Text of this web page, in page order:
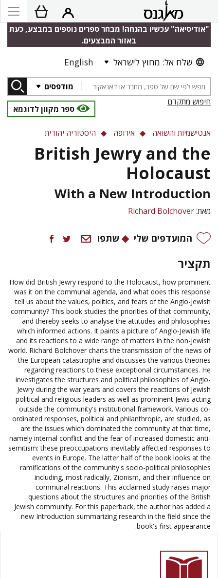
"אודיסיאה" עכשיו בהנחה! מבחר ספרים נוספים במבצע, כעת
באזור המבצעים.
שלח אל: מחוץ לישראל English
מודפסים
חיפוש מתקדם
ספר מקוון לדוגמא
אנטישמיות והשואה אירופה היסטוריה יהודית
British Jewry and the
Holocaust
With a New Introduction
מאת:Richard Bolchover
המועדפים שלי שתפו
תקציר
How did British Jewry respond to the Holocaust, how prominent
was it on the communal agenda, and what does this response
tell us about the values, politics, and fears of the Anglo-Jewish
community? This book studies the priorities of that community,
and thereby seeks to analyse the attitudes and philosophies
which informed actions. It paints a picture of Anglo-Jewish life
and its reactions to a wide range of matters in the non-Jewish
world. Richard Bolchover charts the transmission of the news of
the European catastrophe and discusses the various theories
regarding reactions to these exceptional circumstances. He
investigates the structures and political philosophies of Anglo-
Jewry during the war years and covers the reactions of Jewish
political and religious leaders as well as prominent Jews acting
outside the community's institutional framework. Various co-
ordinated responses, political and philanthropic, are studied, as
are the issues which dominated the community at that time,
namely internal conflict and the fear of increased domestic anti-
semitism: these preoccupations inevitably affected responses to
events in Europe. The latter half of the book looks at the
ramifications of the community's socio-political philosophies
including, most radically, Zionism, and their influence on
communal reactions. This acclaimed study raises major
questions about the structures and priorities of the British
Jewish community. For this paperback, the author has added a
new Introduction summarizing research in the field since the
book's first appearance.